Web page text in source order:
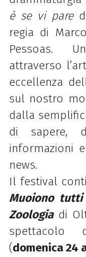
è se vi paredi
regia di
Pessoas.
attraverso
eccellenza
sul nostro
dalla
di sapere,
informazioni e
news.
Il festival
Muoiono tutti
Zoologiadi
(domenica 24